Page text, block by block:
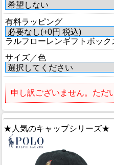
有料ラッピング
ラルフローレンギフトボック
サイズ／色
申し訳ございません。ただ
★人気のキャップシリーズ★